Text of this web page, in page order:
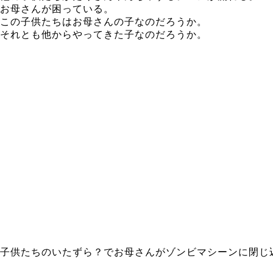
お母さんが困っている。
この子供たちはお母さんの子なのだろうか。
それとも他からやってきた子なのだろうか。
子供たちのいたずら？でお母さんがゾンビマシーンに閉じ